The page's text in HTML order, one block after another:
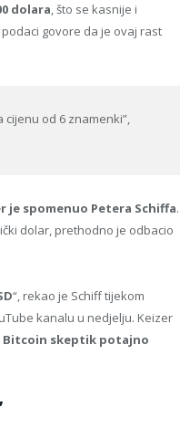
dolara, što se kasnije i
govore da je ovaj rast
cijenu od 6 znamenki”,
je spomenuo Petera Schiffa.
dolar, prethodno je odbacio
“, rekao je Schiff tijekom
kanalu u nedjelju. Keizer
Bitcoin skeptik potajno